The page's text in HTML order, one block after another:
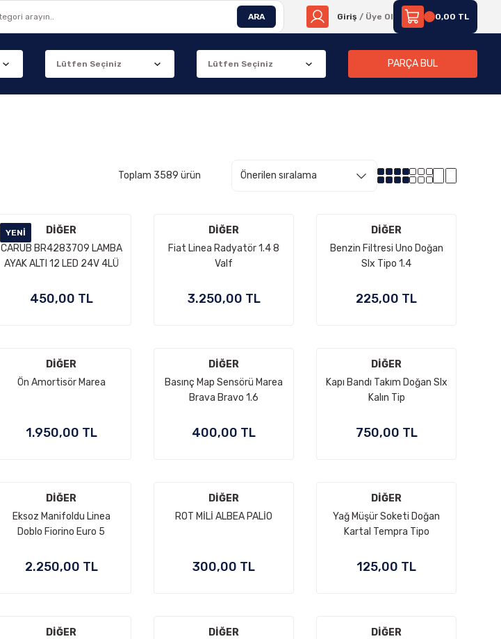
ARA Giriş / Üye Ol 0,00 TL
PARÇA BUL
Toplam 3589 ürün
YENI
DİĞER
CARUB BR4283709 LAMBA
AYAK ALTI 12 LED 24V 4LÜ
450,00 TL
DİĞER
Fiat Linea Radyatör 1.4 8
Valf
3.250,00 TL
DİĞER
Benzin Filtresi Uno Doğan
Slx Tipo 1.4
225,00 TL
DİĞER
Ön Amortisör Marea
1.950,00 TL
DİĞER
Basınç Map Sensörü Marea
Brava Bravo 1.6
400,00 TL
DİĞER
Kapı Bandı Takım Doğan Slx
Kalın Tip
750,00 TL
DİĞER
Eksoz Manifoldu Linea
Doblo Fiorino Euro 5
2.250,00 TL
DİĞER
ROT MİLİ ALBEA PALİO
300,00 TL
DİĞER
Yağ Müşür Soketi Doğan
Kartal Tempra Tipo
125,00 TL
DİĞER
DİĞER
DİĞER